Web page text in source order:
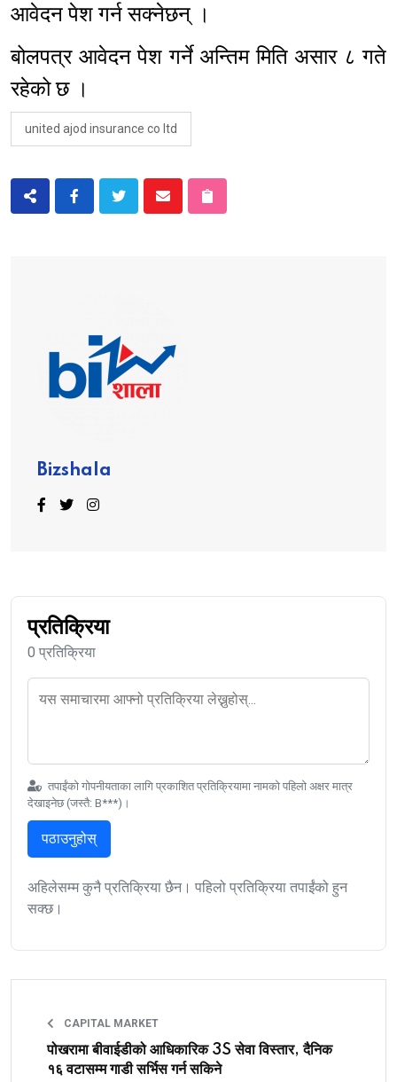
आवेदन पेश गर्न सक्नेछन् ।
बोलपत्र आवेदन पेश गर्ने अन्तिम मिति असार ८ गते
रहेको छ ।
united ajod insurance co ltd
Bizshala
प्रतिक्रिया
0 प्रतिक्रिया
तपाईंको गोपनीयताका लागि प्रकाशित प्रतिक्रियामा नामको पहिलो अक्षर मात्र
देखाइनेछ (जस्तै: B***)।
पठाउनुहोस्
अहिलेसम्म कुनै प्रतिक्रिया छैन। पहिलो प्रतिक्रिया तपाईंको हुन
सक्छ।
CAPITAL MARKET
पोखरामा बीवाईडीको आधिकारिक 3S सेवा विस्तार, दैनिक
१६ वटासम्म गाडी सर्भिस गर्न सकिने